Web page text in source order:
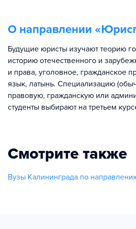
О направлении «
Будущие юристы изучают теорию
историю отечественного и
и права, уголовное, гражданское
язык, латынь. Специализацию
правовую, гражданскую или
студенты выбирают на третьем
Смотрите также
Вузы Калининграда по